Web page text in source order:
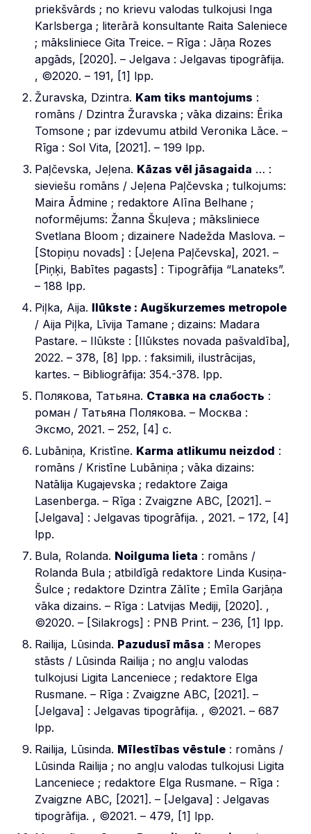
priekšvārds ; no krievu valodas tulkojusi Inga
Karlsberga ; literārā konsultante Raita Saleniece
; māksliniece Gita Treice. – Rīga : Jāņa Rozes
apgāds, [2020]. – Jelgava : Jelgavas tipogrāfija.
, ©2020. – 191, [1] lpp.
Žuravska, Dzintra. Kam tiks mantojums :
romāns / Dzintra Žuravska ; vāka dizains: Ērika
Tomsone ; par izdevumu atbild Veronika Lāce. –
Rīga : Sol Vita, [2021]. – 199 lpp.
Paļčevska, Jeļena. Kāzas vēl jāsagaida … :
sieviešu romāns / Jeļena Paļčevska ; tulkojums:
Maira Ādmine ; redaktore Alīna Belhane ;
noformējums: Žanna Škuļeva ; māksliniece
Svetlana Bloom ; dizainere Nadežda Maslova. –
[Stopiņu novads] : [Jeļena Paļčevska], 2021. –
[Piņķi, Babītes pagasts] : Tipogrāfija “Lanateks”.
– 188 lpp.
Piļka, Aija. Ilūkste : Augškurzemes metropole
/ Aija Piļka, Līvija Tamane ; dizains: Madara
Pastare. – Ilūkste : [Ilūkstes novada pašvaldība],
2022. – 378, [8] lpp. : faksimili, ilustrācijas,
kartes. – Bibliogrāfija: 354.-378. lpp.
Полякова, Татьяна. Ставка на слабость :
роман / Татьяна Полякова. – Москва :
Эксмо, 2021. – 252, [4] с.
Lubāniņa, Kristīne. Karma atlikumu neizdod :
romāns / Kristīne Lubāniņa ; vāka dizains:
Natālija Kugajevska ; redaktore Zaiga
Lasenberga. – Rīga : Zvaigzne ABC, [2021]. –
[Jelgava] : Jelgavas tipogrāfija. , 2021. – 172, [4]
lpp.
Bula, Rolanda. Noilguma lieta : romāns /
Rolanda Bula ; atbildīgā redaktore Linda Kusiņa-
Šulce ; redaktore Dzintra Zālīte ; Emīla Garjāņa
vāka dizains. – Rīga : Latvijas Mediji, [2020]. ,
©2020. – [Silakrogs] : PNB Print. – 236, [1] lpp.
Railija, Lūsinda. Pazudusī māsa : Meropes
stāsts / Lūsinda Railija ; no angļu valodas
tulkojusi Ligita Lanceniece ; redaktore Elga
Rusmane. – Rīga : Zvaigzne ABC, [2021]. –
[Jelgava] : Jelgavas tipogrāfija. , ©2021. – 687
lpp.
Railija, Lūsinda. Mīlestības vēstule : romāns /
Lūsinda Railija ; no angļu valodas tulkojusi Ligita
Lanceniece ; redaktore Elga Rusmane. – Rīga :
Zvaigzne ABC, [2021]. – [Jelgava] : Jelgavas
tipogrāfija. , ©2021. – 479, [1] lpp.